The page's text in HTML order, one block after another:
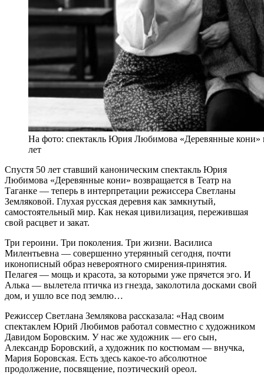
На фото: спектакль Юрия Любимова «Деревянные кони»
лет
Спустя 50 лет ставший каноническим спектакль Юрия
Любимова «Деревянные кони» возвращается в Театр на
Таганке — теперь в интерпретации режиссера Светланы
Земляковой. Глухая русская деревня как замкнутый,
самостоятельный мир. Как некая цивилизация, пережившая
свой расцвет и закат.
Три героини. Три поколения. Три жизни. Василиса
Милентьевна — совершенно утерянный сегодня, почти
иконописный образ невероятного смирения-принятия.
Пелагея — мощь и красота, за которыми уже прячется эго. И
Алька — вылетела птичка из гнезда, заколотила досками свой
дом, и ушло все под землю…
Режиссер Светлана Землякова рассказала: «Над своим
спектаклем Юрий Любимов работал совместно с художником
Давидом Боровским. У нас же художник — его сын,
Александр Боровский, а художник по костюмам — внучка,
Мария Боровская. Есть здесь какое-то абсолютное
продолжение, посвящение, поэтический ореол.